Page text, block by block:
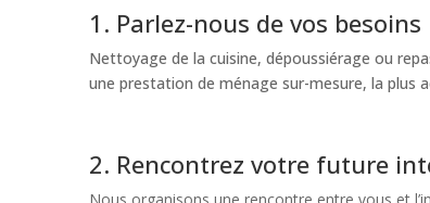
1. Parlez-nous de vos besoins
Nettoyage de la cuisine, dépoussiérage ou
une prestation de ménage sur-mesure, la plus
2. Rencontrez votre future